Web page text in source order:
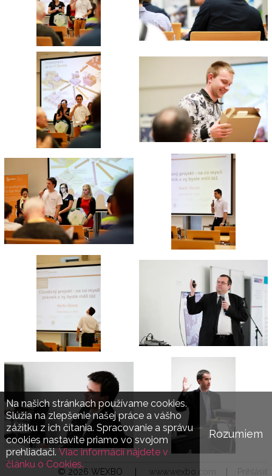
© 2026 WEXBO | www.wexbo.com
Na našich stránkach používame cookies.
Slúžia na zlepšenie našej práce a vášho
zážitku z ich čítania. Spracovanie a správu
cookies nastavíte priamo vo svojom
prehliadači.Viac informácií nájdete v
článku o Cookies.
Rozumiem